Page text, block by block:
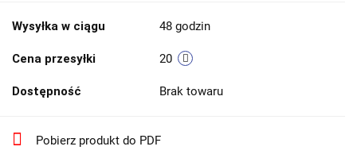
Wysyłka w ciągu 48 godzin
Cena przesyłki 20
Dostępność Brak towaru
Pobierz produkt do PDF